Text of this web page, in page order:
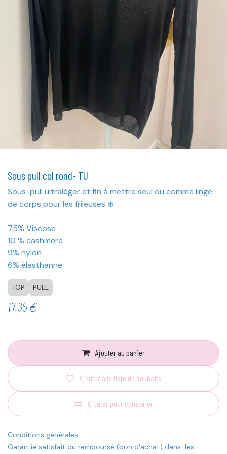
Sous pull col rond- TU
Sous-pull ultraléger et fin à mettre seul ou comme linge
de corps pour les frileuses ❄️
75% Viscose
10 % cashmere
9% nylon
6% élasthanne
TOP PULL
17,36€
Ajouter au panier
Ajouter pour comparer
Ajouter à la liste de souhaits
Conditions générales
Garantie satisfait ou remboursé (bon d'achat) dans les